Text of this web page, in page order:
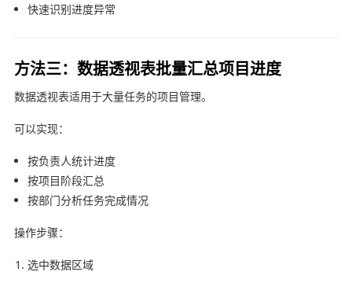
快速识别进度异常
方法三：数据透视表批量汇总项目进度
数据透视表适用于大量任务的项目管理。
可以实现：
按负责人统计进度
按项目阶段汇总
按部门分析任务完成情况
操作步骤：
选中数据区域